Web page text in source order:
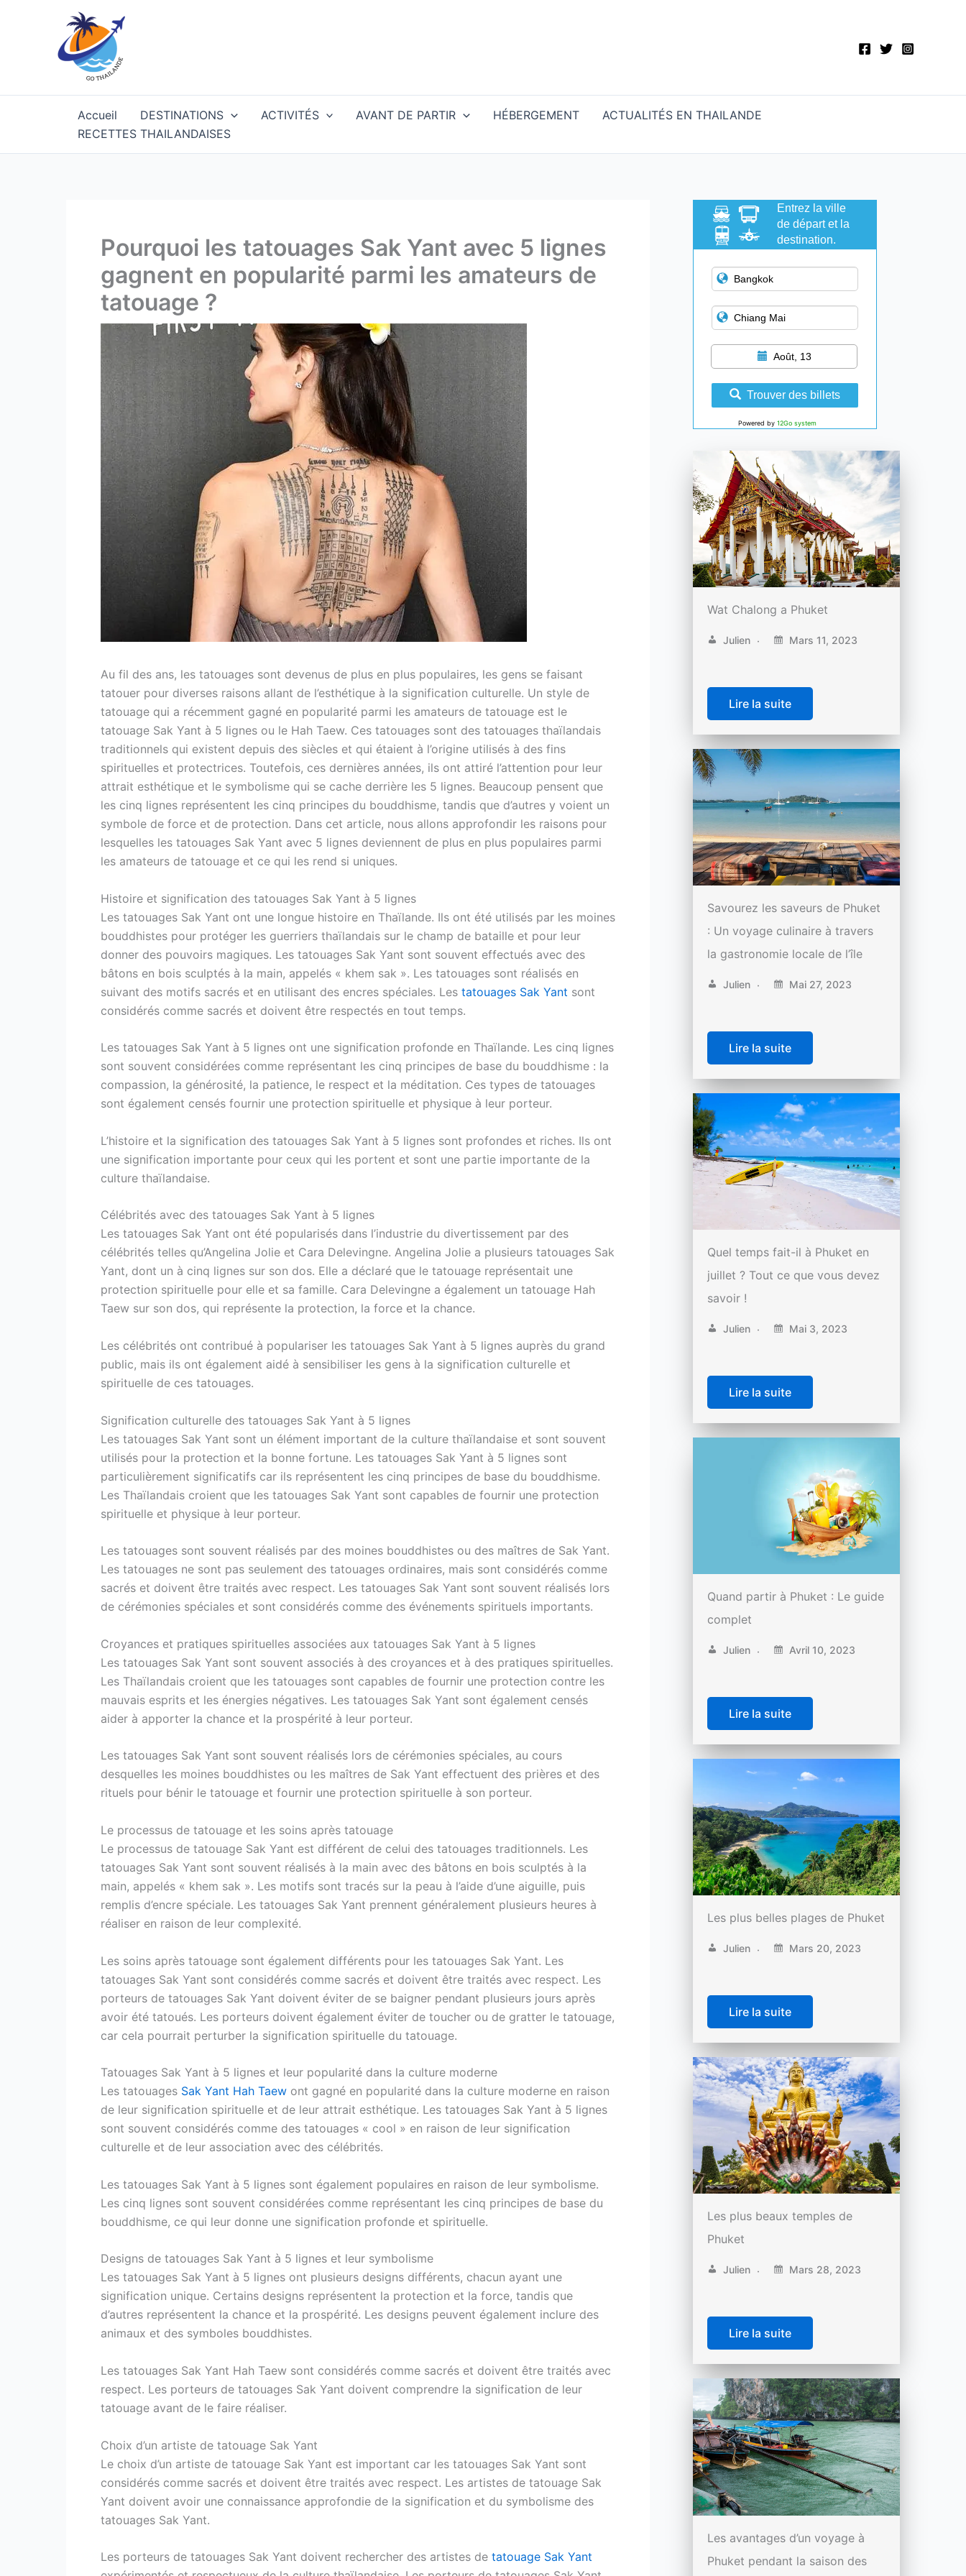
Accueil DESTINATIONS ACTIVITÉS AVANT DE PARTIR HÉBERGEMENT
ACTUALITÉS EN THAILANDE
RECETTES THAILANDAISES
Pourquoi les tatouages Sak Yant avec 5 lignes
gagnent en popularité parmi les amateurs de
tatouage ?
Au fil des ans, les tatouages sont devenus de plus en plus populaires, les gens se faisant
tatouer pour diverses raisons allant de l’esthétique à la signification culturelle. Un style de
tatouage qui a récemment gagné en popularité parmi les amateurs de tatouage est le
tatouage Sak Yant à 5 lignes ou le Hah Taew. Ces tatouages sont des tatouages thaïlandais
traditionnels qui existent depuis des siècles et qui étaient à l’origine utilisés à des fins
spirituelles et protectrices. Toutefois, ces dernières années, ils ont attiré l’attention pour leur
attrait esthétique et le symbolisme qui se cache derrière les 5 lignes. Beaucoup pensent que
les cinq lignes représentent les cinq principes du bouddhisme, tandis que d’autres y voient un
symbole de force et de protection. Dans cet article, nous allons approfondir les raisons pour
lesquelles les tatouages Sak Yant avec 5 lignes deviennent de plus en plus populaires parmi
les amateurs de tatouage et ce qui les rend si uniques.
Histoire et signification des tatouages Sak Yant à 5 lignes
Les tatouages Sak Yant ont une longue histoire en Thaïlande. Ils ont été utilisés par les moines
bouddhistes pour protéger les guerriers thaïlandais sur le champ de bataille et pour leur
donner des pouvoirs magiques. Les tatouages Sak Yant sont souvent effectués avec des
bâtons en bois sculptés à la main, appelés « khem sak ». Les tatouages sont réalisés en
suivant des motifs sacrés et en utilisant des encres spéciales. Les tatouages Sak Yant sont
considérés comme sacrés et doivent être respectés en tout temps.
Les tatouages Sak Yant à 5 lignes ont une signification profonde en Thaïlande. Les cinq lignes
sont souvent considérées comme représentant les cinq principes de base du bouddhisme : la
compassion, la générosité, la patience, le respect et la méditation. Ces types de tatouages
sont également censés fournir une protection spirituelle et physique à leur porteur.
L’histoire et la signification des tatouages Sak Yant à 5 lignes sont profondes et riches. Ils ont
une signification importante pour ceux qui les portent et sont une partie importante de la
culture thaïlandaise.
Célébrités avec des tatouages Sak Yant à 5 lignes
Les tatouages Sak Yant ont été popularisés dans l’industrie du divertissement par des
célébrités telles qu’Angelina Jolie et Cara Delevingne. Angelina Jolie a plusieurs tatouages Sak
Yant, dont un à cinq lignes sur son dos. Elle a déclaré que le tatouage représentait une
protection spirituelle pour elle et sa famille. Cara Delevingne a également un tatouage Hah
Taew sur son dos, qui représente la protection, la force et la chance.
Les célébrités ont contribué à populariser les tatouages Sak Yant à 5 lignes auprès du grand
public, mais ils ont également aidé à sensibiliser les gens à la signification culturelle et
spirituelle de ces tatouages.
Signification culturelle des tatouages Sak Yant à 5 lignes
Les tatouages Sak Yant sont un élément important de la culture thaïlandaise et sont souvent
utilisés pour la protection et la bonne fortune. Les tatouages Sak Yant à 5 lignes sont
particulièrement significatifs car ils représentent les cinq principes de base du bouddhisme.
Les Thaïlandais croient que les tatouages Sak Yant sont capables de fournir une protection
spirituelle et physique à leur porteur.
Les tatouages sont souvent réalisés par des moines bouddhistes ou des maîtres de Sak Yant.
Les tatouages ne sont pas seulement des tatouages ordinaires, mais sont considérés comme
sacrés et doivent être traités avec respect. Les tatouages Sak Yant sont souvent réalisés lors
de cérémonies spéciales et sont considérés comme des événements spirituels importants.
Croyances et pratiques spirituelles associées aux tatouages Sak Yant à 5 lignes
Les tatouages Sak Yant sont souvent associés à des croyances et à des pratiques spirituelles.
Les Thaïlandais croient que les tatouages sont capables de fournir une protection contre les
mauvais esprits et les énergies négatives. Les tatouages Sak Yant sont également censés
aider à apporter la chance et la prospérité à leur porteur.
Les tatouages Sak Yant sont souvent réalisés lors de cérémonies spéciales, au cours
desquelles les moines bouddhistes ou les maîtres de Sak Yant effectuent des prières et des
rituels pour bénir le tatouage et fournir une protection spirituelle à son porteur.
Le processus de tatouage et les soins après tatouage
Le processus de tatouage Sak Yant est différent de celui des tatouages traditionnels. Les
tatouages Sak Yant sont souvent réalisés à la main avec des bâtons en bois sculptés à la
main, appelés « khem sak ». Les motifs sont tracés sur la peau à l’aide d’une aiguille, puis
remplis d’encre spéciale. Les tatouages Sak Yant prennent généralement plusieurs heures à
réaliser en raison de leur complexité.
Les soins après tatouage sont également différents pour les tatouages Sak Yant. Les
tatouages Sak Yant sont considérés comme sacrés et doivent être traités avec respect. Les
porteurs de tatouages Sak Yant doivent éviter de se baigner pendant plusieurs jours après
avoir été tatoués. Les porteurs doivent également éviter de toucher ou de gratter le tatouage,
car cela pourrait perturber la signification spirituelle du tatouage.
Tatouages Sak Yant à 5 lignes et leur popularité dans la culture moderne
Les tatouages Sak Yant Hah Taew ont gagné en popularité dans la culture moderne en raison
de leur signification spirituelle et de leur attrait esthétique. Les tatouages Sak Yant à 5 lignes
sont souvent considérés comme des tatouages « cool » en raison de leur signification
culturelle et de leur association avec des célébrités.
Les tatouages Sak Yant à 5 lignes sont également populaires en raison de leur symbolisme.
Les cinq lignes sont souvent considérées comme représentant les cinq principes de base du
bouddhisme, ce qui leur donne une signification profonde et spirituelle.
Designs de tatouages Sak Yant à 5 lignes et leur symbolisme
Les tatouages Sak Yant à 5 lignes ont plusieurs designs différents, chacun ayant une
signification unique. Certains designs représentent la protection et la force, tandis que
d’autres représentent la chance et la prospérité. Les designs peuvent également inclure des
animaux et des symboles bouddhistes.
Les tatouages Sak Yant Hah Taew sont considérés comme sacrés et doivent être traités avec
respect. Les porteurs de tatouages Sak Yant doivent comprendre la signification de leur
tatouage avant de le faire réaliser.
Choix d’un artiste de tatouage Sak Yant
Le choix d’un artiste de tatouage Sak Yant est important car les tatouages Sak Yant sont
considérés comme sacrés et doivent être traités avec respect. Les artistes de tatouage Sak
Yant doivent avoir une connaissance approfondie de la signification et du symbolisme des
tatouages Sak Yant.
Les porteurs de tatouages Sak Yant doivent rechercher des artistes de tatouage Sak Yant
Entrez la ville
de départ et la
destination.
Août, 13
Trouver des billets
Powered by 12Go system
Wat Chalong a Phuket
Julien Mars 11, 2023
Lire la suite
Savourez les saveurs de Phuket
: Un voyage culinaire à travers
la gastronomie locale de l’île
Julien Mai 27, 2023
Lire la suite
Quel temps fait-il à Phuket en
juillet ? Tout ce que vous devez
savoir !
Julien Mai 3, 2023
Lire la suite
Quand partir à Phuket : Le guide
complet
Julien Avril 10, 2023
Lire la suite
Les plus belles plages de Phuket
Julien Mars 20, 2023
Lire la suite
Les plus beaux temples de
Phuket
Julien Mars 28, 2023
Lire la suite
Les avantages d’un voyage à
Phuket pendant la saison des